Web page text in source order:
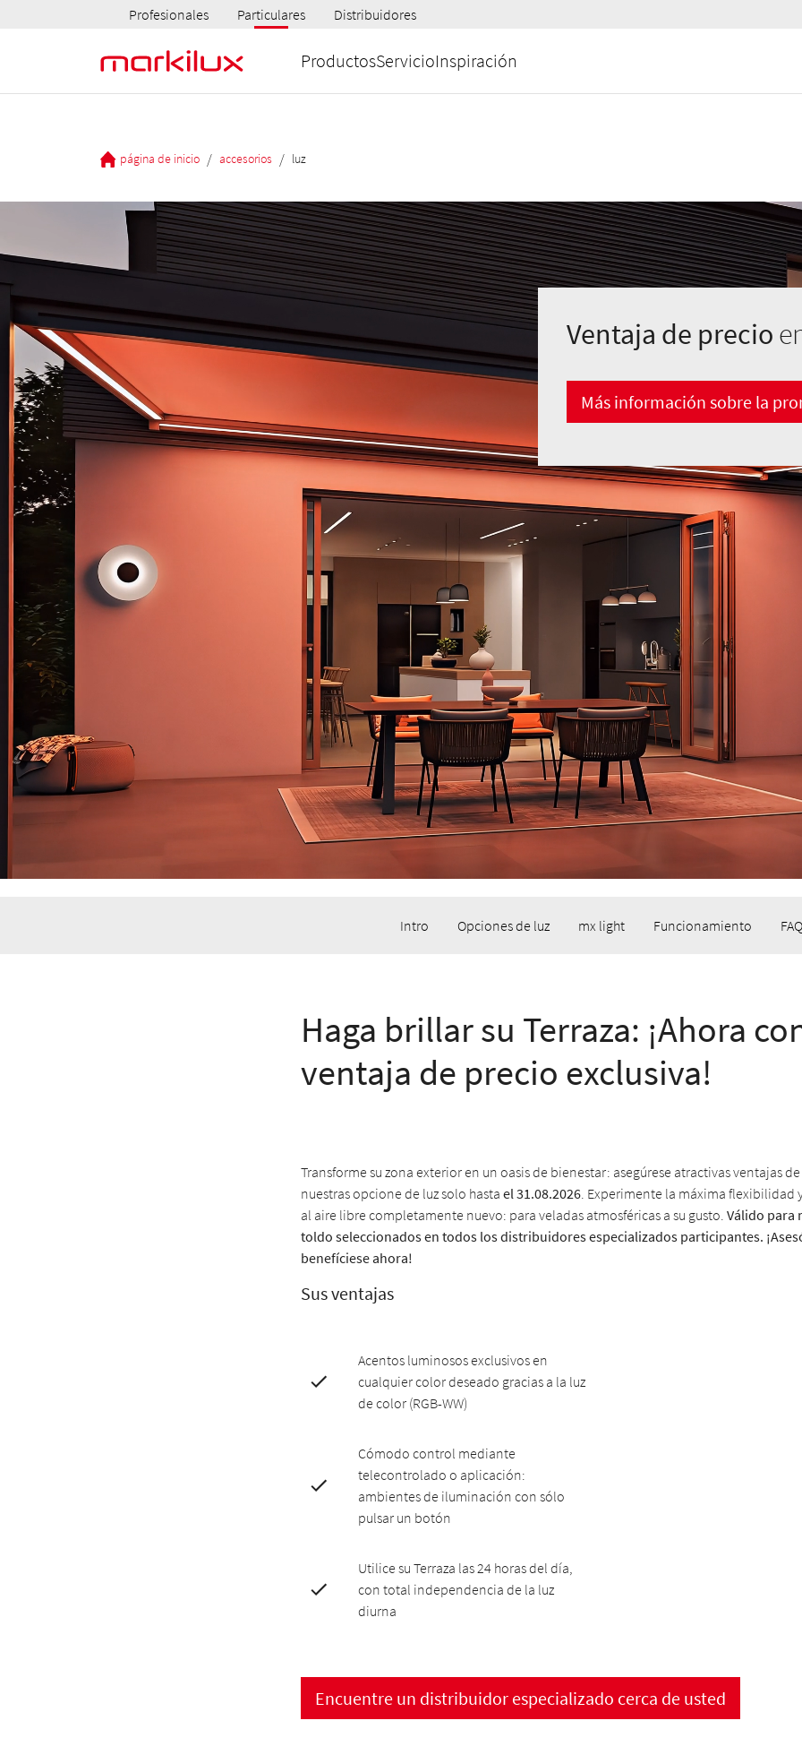
Profesionales Particulares Distribuidores
ProductosServicioInspiración
página de inicio / accesorios / luz
Ventaja de precio
Más información sobre la
Intro Opciones de luz mx light Funcionamiento FAQ
Haga brillar su Terraza: ¡Ahora
ventaja de precio exclusiva!
Transforme su zona exterior en un oasis de bienestar: asegúrese atractivas ventajas
nuestras opcione de luz solo hasta el 31.08.2026. Experimente la máxima flexibilidad
al aire libre completamente nuevo: para veladas atmosféricas a su gusto. Válido para
toldo seleccionados en todos los distribuidores especializados participantes.
benefíciese ahora!
Sus ventajas
Acentos luminosos exclusivos en
cualquier color deseado gracias a la luz
de color (RGB-WW)
Cómodo control mediante
telecontrolado o aplicación:
ambientes de iluminación con sólo
pulsar un botón
Utilice su Terraza las 24 horas del día,
con total independencia de la luz
diurna
Encuentre un distribuidor especializado cerca de usted